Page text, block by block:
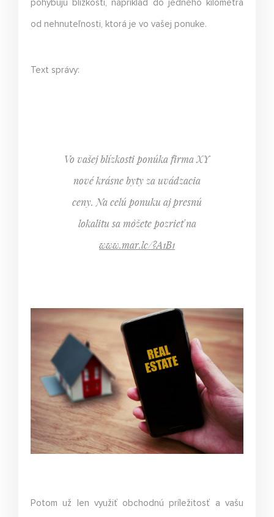
pohybujú blízkosti, napríklad do jedného kilometra
od nehnuteľnosti, ktorá je vo vašej ponuke.
Text správy:
Vo vašej blízkosti ponúka firma XY
nové krásne byty za uvádzacia
ceny. Na celú ponuku aj presnú
lokalitu sa môžete pozrieť na
www.mar.lc/?A1B1
Potom už len využiť obchodnú príležitosť a vašu